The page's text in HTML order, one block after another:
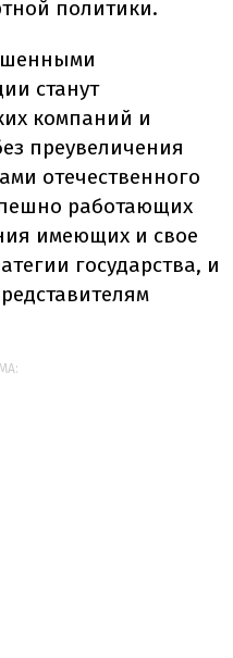
политики.
станут
компаний и
преувеличения
отечественного
работающих
имеющих и свое
государства, и